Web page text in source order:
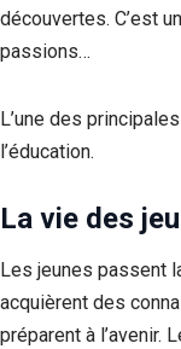
découvertes. C’est
passions…
L’une des
l’éducation.
La vie des
Les jeunes passent
acquièrent des
préparent à l’avenir.